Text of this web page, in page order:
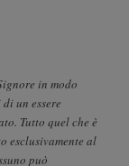
in modo
un essere
Tutto quel che è
esclusivamente al
può